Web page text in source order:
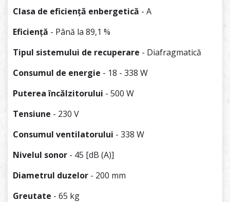
Clasa de eficiență enbergetică - A
Eficiență - Până la 89,1 %
Tipul sistemului de recuperare - Diafragmatică
Consumul de energie - 18 - 338 W
Puterea încălzitorului - 500 W
Tensiune - 230 V
Consumul ventilatorului - 338 W
Nivelul sonor - 45 [dB (A)]
Diametrul duzelor - 200 mm
Greutate - 65 kg